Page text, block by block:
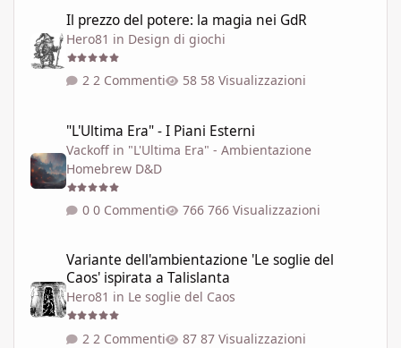
Il prezzo del potere: la magia nei GdR
Hero81 in Design di giochi
2 Commenti 58 Visualizzazioni
"L'Ultima Era" - I Piani Esterni
Vackoff in "L'Ultima Era" - Ambientazione
Homebrew D&D
0 Commenti 766 Visualizzazioni
Variante dell'ambientazione 'Le soglie del
Caos' ispirata a Talislanta
Hero81 in Le soglie del Caos
2 Commenti 87 Visualizzazioni